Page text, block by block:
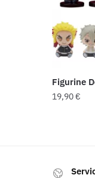
Figurine
19,90€